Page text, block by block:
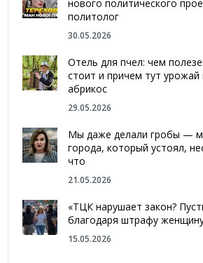
нового политического
политолог
30.05.2026
Отель для пчел: чем
стоит и причем тут урожай
абрикос
29.05.2026
Мы даже делали гробы —
города, который устоял,
что
21.05.2026
«ТЦК нарушает закон?
благодаря штрафу
15.05.2026